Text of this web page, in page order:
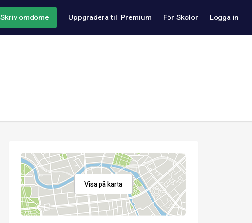
Skriv omdöme Uppgradera till Premium För Skolor Logga in
Visa på karta